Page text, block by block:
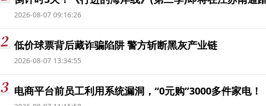
2026-08-07 09:16:26
低价球票背后藏诈骗陷阱 警方斩断黑灰产业链
2026-08-07 13:34:55
电商平台前员工利用系统漏洞，“0元购”3000多件家电！